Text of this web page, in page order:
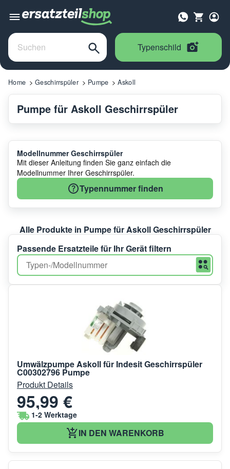
Typenschild
Home Geschirrspüler Pumpe Askoll
Pumpe für Askoll Geschirrspüler
Modellnummer Geschirrspüler
Mit dieser Anleitung finden Sie ganz einfach die
Modellnummer Ihrer Geschirrspüler.
Typennummer finden
Alle Produkte in Pumpe für Askoll Geschirrspüler
Passende Ersatzteile für Ihr Gerät filtern
Umwälzpumpe Askoll für Indesit Geschirrspüler
C00302796 Pumpe
Produkt Details
95,99 €
1-2 Werktage
IN DEN WARENKORB